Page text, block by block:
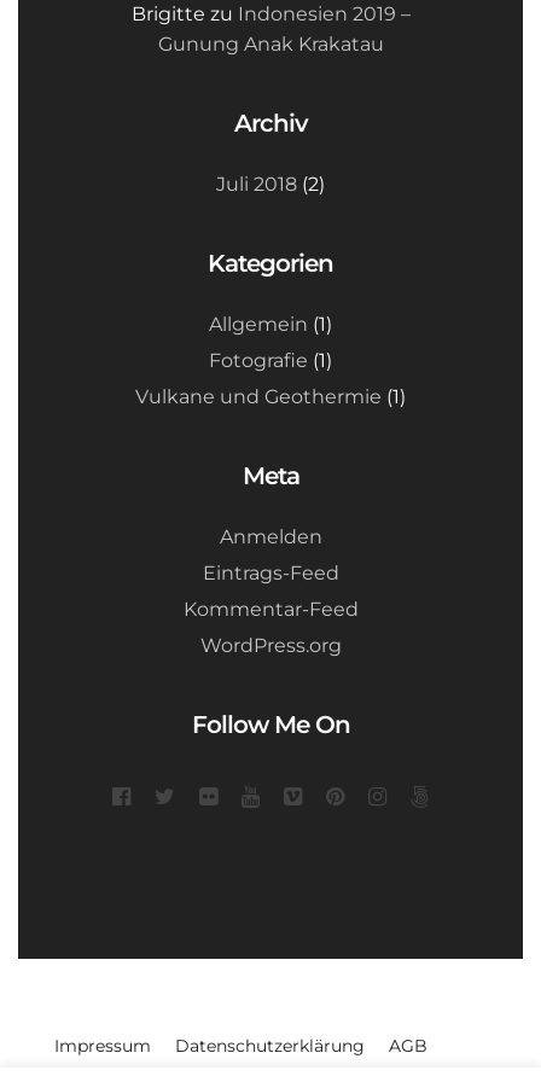
Brigitte zu Indonesien 2019 –
Gunung Anak Krakatau
Archiv
Juli 2018 (2)
Kategorien
Allgemein (1)
Fotografie (1)
Vulkane und Geothermie (1)
Meta
Anmelden
Eintrags-Feed
Kommentar-Feed
WordPress.org
Follow Me On
Impressum Datenschutzerklärung
AGB